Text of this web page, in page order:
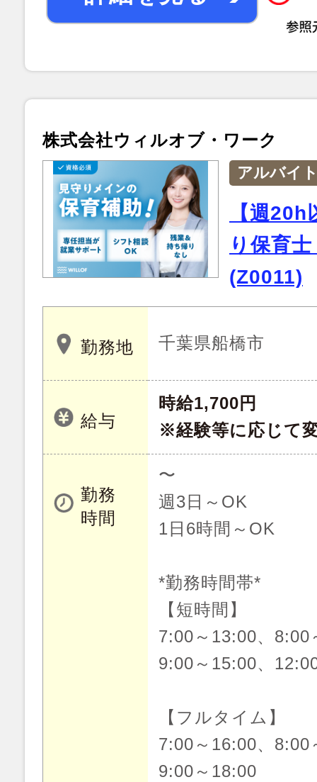
株式会社ウィルオブ・ワーク
アルバイ
【週
り保育
(Z0011)
勤務地 千葉県船橋市
給与
時給1,700円
※経験等に応じて
勤務
時間
〜
週3日～OK
1日6時間～OK
*勤務時間帯*
【短時間】
7:00～13:00、8:00
9:00～15:00、
【フルタイム】
7:00～16:00、8:00
9:00～18:00